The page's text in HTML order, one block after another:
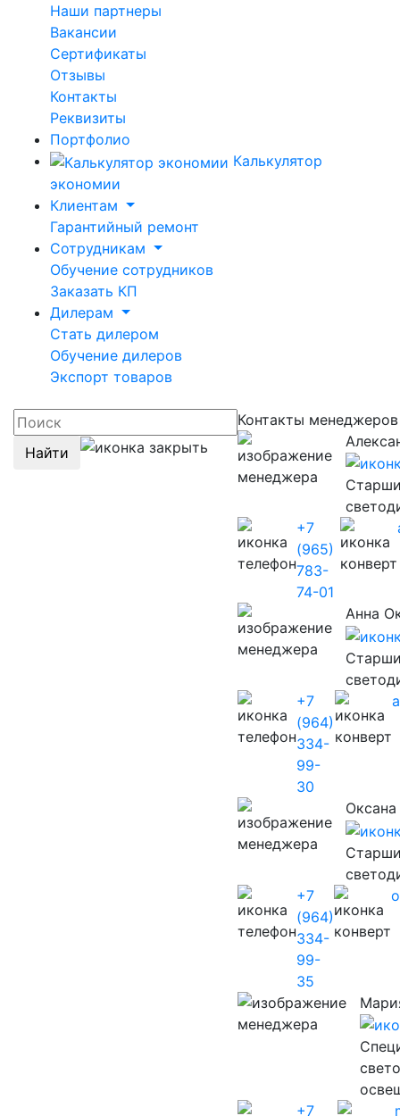
Наши партнеры
Вакансии
Сертификаты
Отзывы
Контакты
Реквизиты
Портфолио
Калькулятор
экономии
Клиентам
Гарантийный ремонт
Сотрудникам
Обучение сотрудников
Заказать КП
Дилерам
Стать дилером
Обучение дилеров
Экспорт товаров
Найти
Контакты
+7
(965)
783-
74-01
Анна
+7
(964)
334-
99-
30
+7
(964)
334-
99-
35
+7